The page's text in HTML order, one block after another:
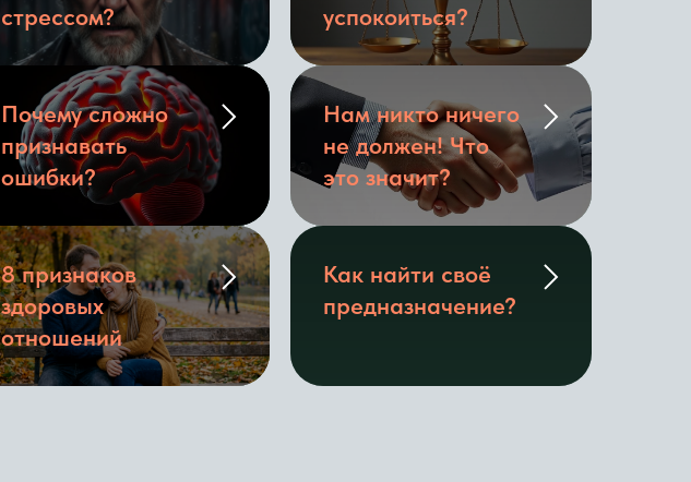
стрессом?
успокоиться?
Почему сложно
признавать
ошибки?
Нам никто ничего
не должен! Что
это значит?
8 признаков
здоровых
отношений
Как найти своё
предназначение?